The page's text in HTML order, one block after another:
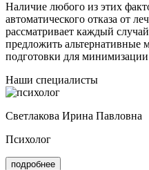
Наличие любого из этих
автоматического отказа от
рассматривает каждый
предложить альтернативные
подготовки для минимизации
Наши специалисты
Светлакова Ирина Павловна
Психолог
подробнее